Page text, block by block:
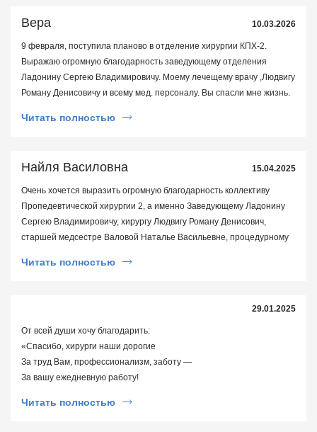
Вера 10.03.2026
9 февраля, поступила планово в отделение хирургии КПХ-2.
Выражаю огромную благодарность заведующему отделения
Ладонину Сергею Владимировичу. Моему лечещему врачу ,Людвигу
Роману Денисовичу и всему мед. персоналу. Вы спасли мне жизнь.
нормально ходить.
Читать полностью
Найля Василовна 15.04.2025
Очень хочется выразить огромную благодарность коллективу
Пропедевтической хирургии 2, а именно Заведующему Ладонину
Сергею Владимировичу, хирургу Людвигу Роману Денисович,
старшей медсестре Валовой Наталье Васильевне, процедурному
Левчевой Лидии Николаевне, всем медсестрам этого отделения за
ваши вопросы! Спасибо большое за вашу такую нужную и в тоже
время не лёгкую работу — Спасать жизни людей! Благодарим Вас
за вашу человечность и высокий профессионализм! Сергей
Владимирович Вы не только прекрасный хирург, но и очень
хороший руководитель, большая часть это Ваша заслуга, что у вас
дела! Здоровья Вам всем крепкого и долгой и плодотворной
Читать полностью
29.01.2025
От всей души хочу благодарить:
«Спасибо, хирурги наши дорогие
За труд Вам, профессионализм, заботу —
За вашу ежедневную работу!
где все меняется день ото дня.
Читать полностью